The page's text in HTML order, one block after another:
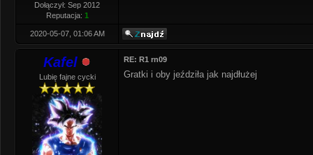
Dołączył: Sep 2012
Reputacja: 1
2020-05-07, 01:06 AM
Kafel
Lubię fajne cycki
RE: R1 rn09
Gratki i oby jeździła jak najdłużej